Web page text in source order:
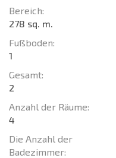
Bereich:
278 sq. m.
Fußboden:
1
Gesamt:
2
Anzahl der Räume:
4
Die Anzahl der
Badezimmer: